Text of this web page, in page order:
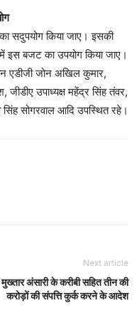
सदुपयोग किया जाए। इसकी
में इस बजट का उपयोग किया जाए।
एडीजी जोन अखिल कुमार,
उपाध्यक्ष महेंद्र सिंह तंवर,
सोगरवाल आदि उपस्थित रहे।
Next article
मुख्तार अंसारी के करीबी सहित तीन की
करोड़ों की संपत्ति कुर्क करने के आदेश